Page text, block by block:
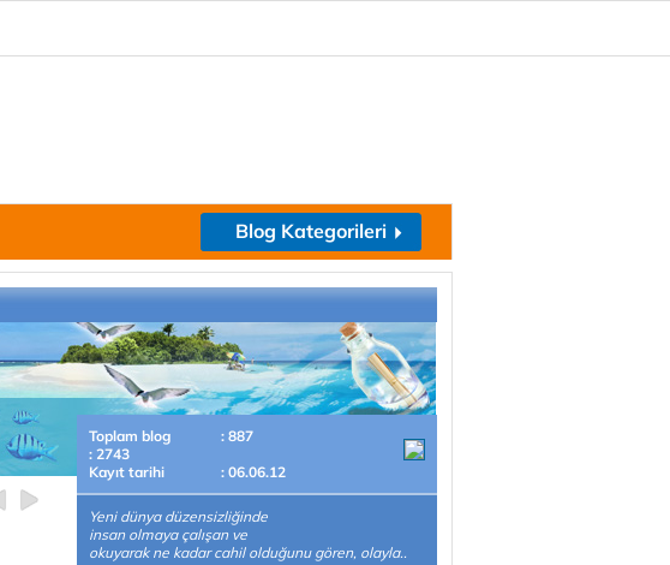
Blog Kategorileri
Toplam blog
: 887
: 2743
Kayıt tarihi
: 06.06.12
Yeni dünya düzensizliğinde
insan olmaya çalışan ve
okuyarak ne kadar cahil olduğunu gören, olayla..